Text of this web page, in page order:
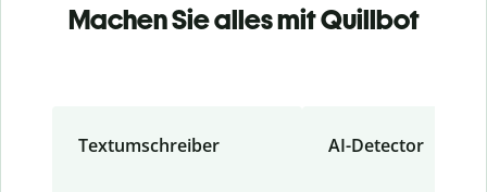
Machen Sie alles mit Quillbot
Textumschreiber AI-Detector